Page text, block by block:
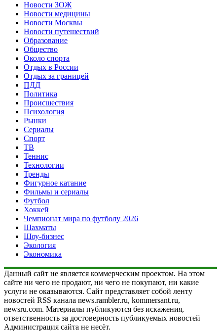
Новости ЗОЖ
Новости медицины
Новости Москвы
Новости путешествий
Образование
Общество
Около спорта
Отдых в России
Отдых за границей
ПДД
Политика
Происшествия
Психология
Рынки
Сериалы
Спорт
ТВ
Теннис
Технологии
Тренды
Фигурное катание
Фильмы и сериалы
Футбол
Хоккей
Чемпионат мира по футболу 2026
Шахматы
Шоу-бизнес
Экология
Экономика
Данный сайт не является коммерческим проектом. На этом
сайте ни чего не продают, ни чего не покупают, ни какие
услуги не оказываются. Сайт представляет собой ленту
новостей RSS канала news.rambler.ru, kommersant.ru,
newsru.com. Материалы публикуются без искажения,
ответственность за достоверность публикуемых новостей
Администрация сайта не несёт.